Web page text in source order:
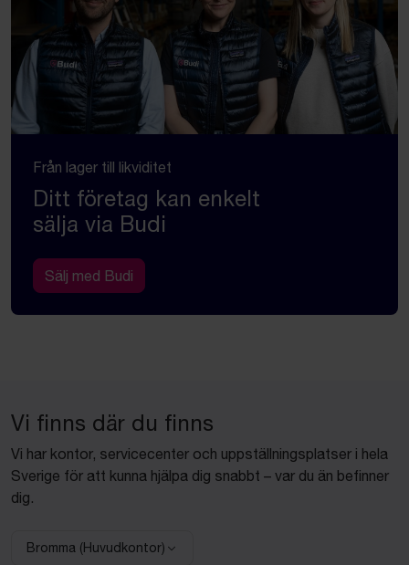
Från lager till likviditet
Ditt företag kan enkelt
sälja via Budi
Sälj med Budi
Vi finns där du finns
Vi har kontor, servicecenter och uppställningsplatser i hela
Sverige för att kunna hjälpa dig snabbt – var du än befinner
dig.
Välj anläggning:
Bromma (Huvudkontor)